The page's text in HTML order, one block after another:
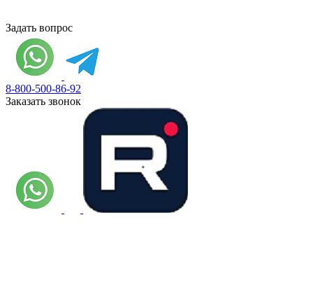
Задать вопрос
8-800-500-86-92
Заказать звонок